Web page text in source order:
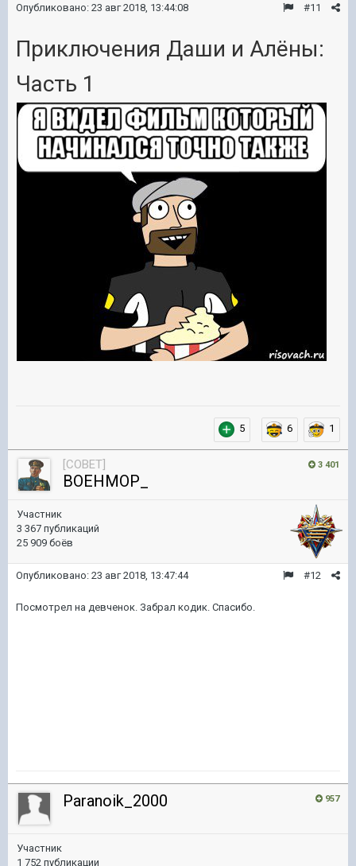
#11
Опубликовано: 23 авг 2018, 13:44:08
Приключения Даши и Алёны:
Часть 1
5 6 1
3 401
[COBET]
BOEHMOP_
Участник
3 367 публикаций
25 909 боёв
#12
Опубликовано: 23 авг 2018, 13:47:44
Посмотрел на девченок. Забрал кодик. Спасибо.
957
Paranoik_2000
Участник
1 752 публикации